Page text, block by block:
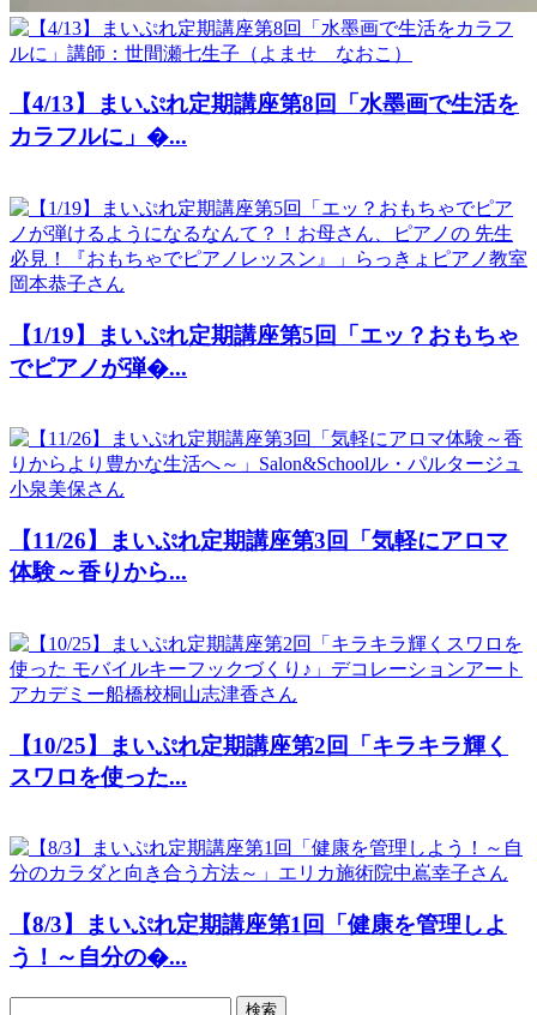
【4/13】まいぷれ定期講座第8回「水墨画で生活を
カラフルに」�...
【1/19】まいぷれ定期講座第5回「エッ？おもちゃ
でピアノが弾�...
【11/26】まいぷれ定期講座第3回「気軽にアロマ
体験～香りから...
【10/25】まいぷれ定期講座第2回「キラキラ輝く
スワロを使った...
【8/3】まいぷれ定期講座第1回「健康を管理しよ
う！～自分の�...